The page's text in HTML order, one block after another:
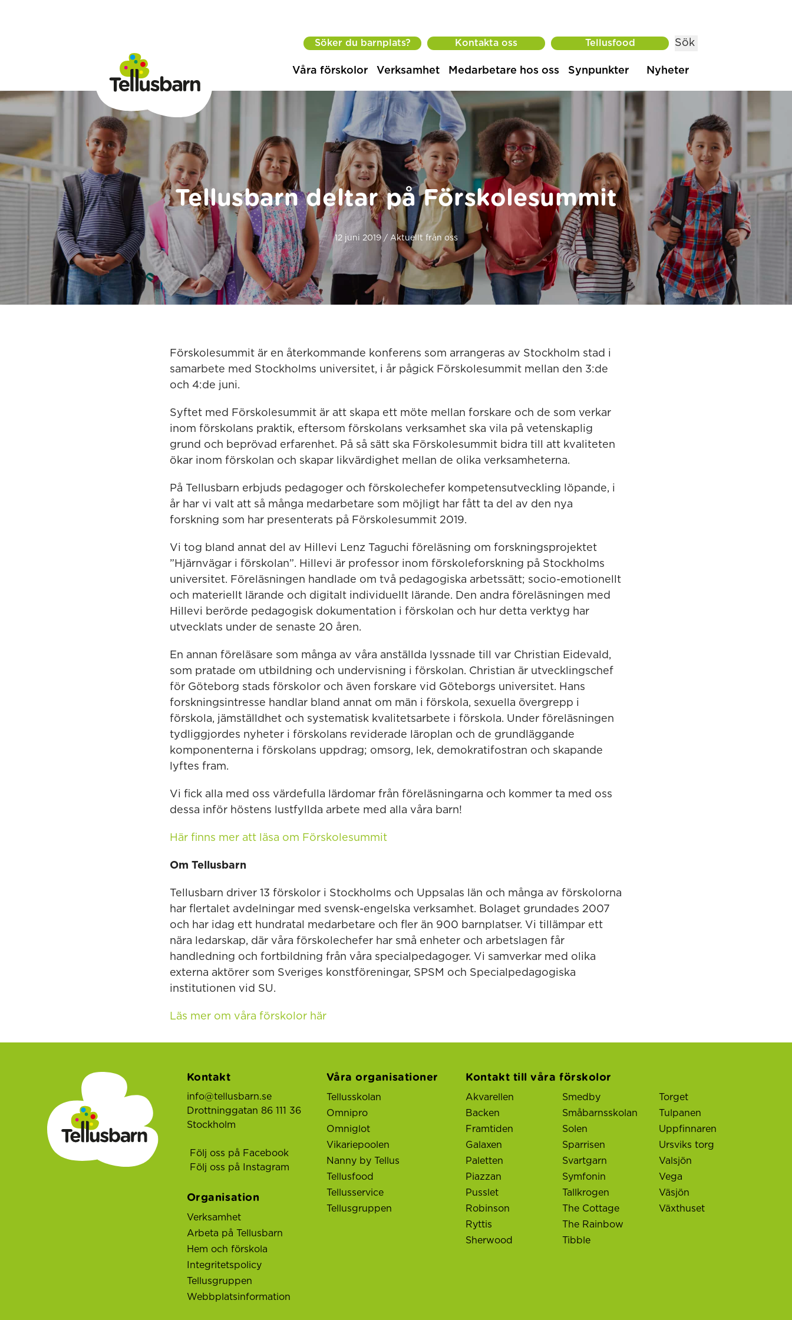
Söker du barnplats? Kontakta oss Tellusfood Sök
Våra förskolor Verksamhet Medarbetare hos oss Synpunkter Nyheter
Tellusbarn deltar på Förskolesummit
12 juni 2019 / Aktuellt från oss
Förskolesummit är en återkommande konferens som arrangeras av Stockholm stad i
samarbete med Stockholms universitet, i år pågick Förskolesummit mellan den 3:de
och 4:de juni.
Syftet med Förskolesummit är att skapa ett möte mellan forskare och de som verkar
inom förskolans praktik, eftersom förskolans verksamhet ska vila på vetenskaplig
grund och beprövad erfarenhet. På så sätt ska Förskolesummit bidra till att kvaliteten
ökar inom förskolan och skapar likvärdighet mellan de olika verksamheterna.
På Tellusbarn erbjuds pedagoger och förskolechefer kompetensutveckling löpande, i
år har vi valt att så många medarbetare som möjligt har fått ta del av den nya
forskning som har presenterats på Förskolesummit 2019.
Vi tog bland annat del av Hillevi Lenz Taguchi föreläsning om forskningsprojektet
”Hjärnvägar i förskolan”. Hillevi är professor inom förskoleforskning på Stockholms
universitet. Föreläsningen handlade om två pedagogiska arbetssätt; socio-emotionellt
och materiellt lärande och digitalt individuellt lärande. Den andra föreläsningen med
Hillevi berörde pedagogisk dokumentation i förskolan och hur detta verktyg har
utvecklats under de senaste 20 åren.
En annan föreläsare som många av våra anställda lyssnade till var Christian Eidevald,
som pratade om utbildning och undervisning i förskolan. Christian är utvecklingschef
för Göteborg stads förskolor och även forskare vid Göteborgs universitet. Hans
forskningsintresse handlar bland annat om män i förskola, sexuella övergrepp i
förskola, jämställdhet och systematisk kvalitetsarbete i förskola. Under föreläsningen
tydliggjordes nyheter i förskolans reviderade läroplan och de grundläggande
komponenterna i förskolans uppdrag; omsorg, lek, demokratifostran och skapande
lyftes fram.
Vi fick alla med oss värdefulla lärdomar från föreläsningarna och kommer ta med oss
dessa inför höstens lustfyllda arbete med alla våra barn!
Här finns mer att läsa om Förskolesummit
Om Tellusbarn
Tellusbarn driver 13 förskolor i Stockholms och Uppsalas län och många av förskolorna
har flertalet avdelningar med svensk-engelska verksamhet. Bolaget grundades 2007
och har idag ett hundratal medarbetare och fler än 900 barnplatser. Vi tillämpar ett
nära ledarskap, där våra förskolechefer har små enheter och arbetslagen får
handledning och fortbildning från våra specialpedagoger. Vi samverkar med olika
externa aktörer som Sveriges konstföreningar, SPSM och Specialpedagogiska
institutionen vid SU.
Läs mer om våra förskolor här
Kontakt
info@tellusbarn.se
Drottninggatan 86 111 36
Stockholm
Följ oss på Facebook
Följ oss på Instagram
Organisation
Verksamhet
Arbeta på Tellusbarn
Hem och förskola
Integritetspolicy
Tellusgruppen
Webbplatsinformation
Våra organisationer
Tellusskolan
Omnipro
Omniglot
Vikariepoolen
Nanny by Tellus
Tellusfood
Tellusservice
Tellusgruppen
Kontakt till våra förskolor
Akvarellen
Backen
Framtiden
Galaxen
Paletten
Piazzan
Pusslet
Robinson
Ryttis
Sherwood
Smedby
Småbarnsskolan
Solen
Sparrisen
Svartgarn
Symfonin
Tallkrogen
The Cottage
The Rainbow
Tibble
Torget
Tulpanen
Uppfinnaren
Ursviks torg
Valsjön
Vega
Väsjön
Växthuset